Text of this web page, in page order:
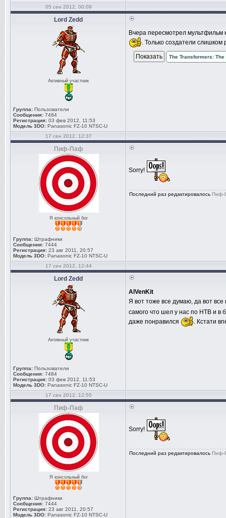
05 сен 2012, 00:09
Lord Zedd
Активный участник
Группа: Пользователи
Сообщения: 7484
Регистрация: 03 фев 2012, 11:53
Модель 3DO: Panasonic FZ-10 NTSC-U
Вчера пересмотрел
. Только создатели
The Transformers: The
17 сен 2012, 12:37
Пиф-Паф
Я консольный бог
Группа: Штрафники
Сообщения: 7444
Регистрация: 23 авг 2011, 20:57
Модель 3DO: Panasonic FZ-10 NTSC-U
Sorry!
Последний раз редактировалось Пиф-
17 сен 2012, 12:44
Lord Zedd
Активный участник
Группа: Пользователи
Сообщения: 7484
Регистрация: 03 фев 2012, 11:53
Модель 3DO: Panasonic FZ-10 NTSC-U
AlVenKit
Я вот тоже все думаю, да вот все
самого что шел у нас по НТВ и в
даже понравился
. Кстати
17 сен 2012, 12:55
Пиф-Паф
Я консольный бог
Группа: Штрафники
Сообщения: 7444
Регистрация: 23 авг 2011, 20:57
Модель 3DO: Panasonic FZ-10 NTSC-U
Sorry!
Последний раз редактировалось Пиф-